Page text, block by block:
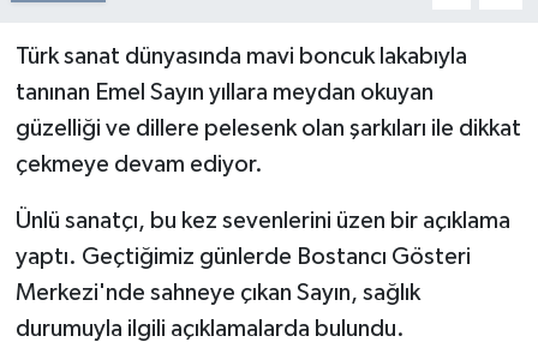
Türk sanat dünyasında mavi boncuk lakabıyla
tanınan Emel Sayın yıllara meydan okuyan
güzelliği ve dillere pelesenk olan şarkıları ile dikkat
çekmeye devam ediyor.
Ünlü sanatçı, bu kez sevenlerini üzen bir açıklama
yaptı. Geçtiğimiz günlerde Bostancı Gösteri
Merkezi'nde sahneye çıkan Sayın, sağlık
durumuyla ilgili açıklamalarda bulundu.